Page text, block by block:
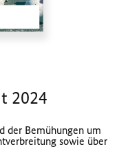
2024
der Bemühungen um
sowie über